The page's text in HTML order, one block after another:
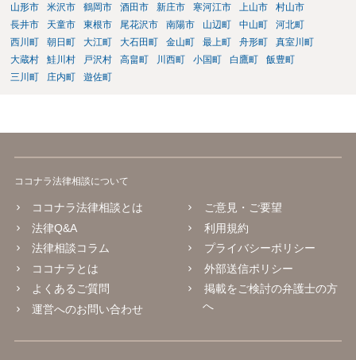
山形市
米沢市 鶴岡市 酒田市 新庄市 寒河江市 上山市
村山市
長井市
天童市 東根市 尾花沢市 南陽市 山辺町 中山町
河北町
西川町
朝日町 大江町 大石田町 金山町 最上町 舟形町
真室川町
大蔵村
鮭川村 戸沢村 高畠町 川西町 小国町 白鷹町
飯豊町
三川町
庄内町 遊佐町
ココナラ法律相談について
ココナラ法律相談とは
法律Q&A
法律相談コラム
ココナラとは
よくあるご質問
運営へのお問い合わせ
ご意見・ご要望
利用規約
プライバシーポリシー
外部送信ポリシー
掲載をご検討の弁護士の方
へ